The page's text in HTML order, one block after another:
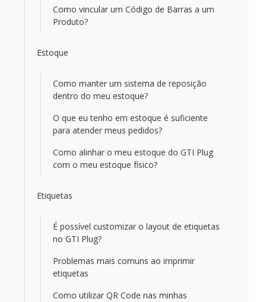
Como vincular um Código de Barras a um
Produto?
Estoque
Como manter um sistema de reposição
dentro do meu estoque?
O que eu tenho em estoque é suficiente
para atender meus pedidos?
Como alinhar o meu estoque do GTI Plug
com o meu estoque físico?
Etiquetas
É possível customizar o layout de etiquetas
no GTI Plug?
Problemas mais comuns ao imprimir
etiquetas
Como utilizar QR Code nas minhas